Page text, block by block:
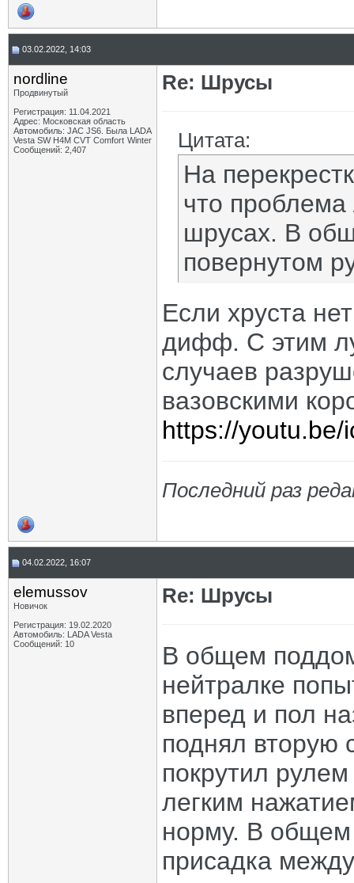
03.02.2022, 14:03
nordline
Продвинутый
Регистрация: 11.04.2021
Адрес: Московская область
Автомобиль: JAC JS6. Была LADA
Vesta SW H4M CVT Comfort Winter
Сообщений: 2,407
Re: Шрусы
Цитата:
На
что
шрусах. В
повернутом
Если хруста
дифф. С этим
случаев
вазовскими
https://youtu.be/
Последний раз
04.02.2022, 16:07
elemussov
Новичок
Регистрация: 19.02.2020
Автомобиль: LADA Vesta
Сообщений: 10
Re: Шрусы
В общем
нейтралке
вперед и пол
поднял вторую
покрутил
легким
норму. В общем
присадка